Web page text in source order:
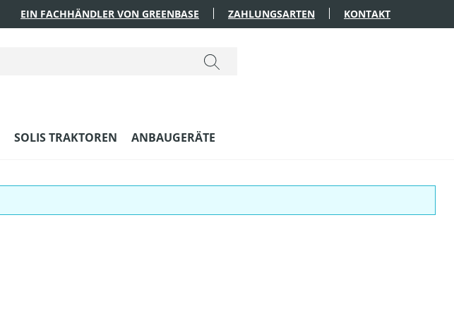
EIN FACHHÄNDLER VON GREENBASE ZAHLUNGSARTEN KONTAKT
SOLIS TRAKTOREN ANBAUGERÄTE